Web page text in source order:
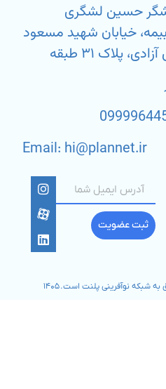
حسین لشگری
خیابان شهید مسعود
آزمون نیا، کارخانه نوآوری آزادی، پلاک ۳۱ طبقه
Email: hi@plannet.ir
ثبت عضویت
شبکه نوآفرینی پلنت است. ۱۴۰۵